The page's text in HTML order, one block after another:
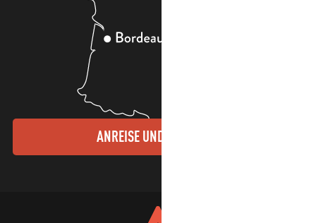
ANREISE UND KONTAKTE